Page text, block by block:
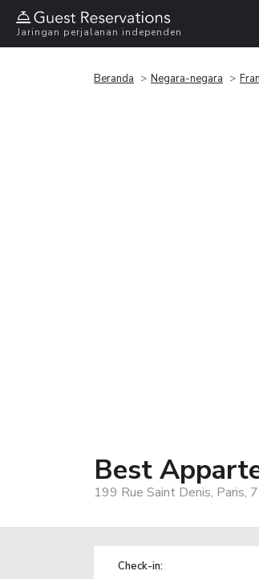
Jaringan perjalanan independen
Beranda Negara-negara
Best
199 Rue Saint Denis, Paris,
Check-in: